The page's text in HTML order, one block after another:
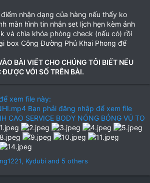
nhận dạng của hàng nếu thấy ko
màn hình tin nhắn set lịch hẹn kèm ảnh
và chìa khóa phòng check (nếu có) rồi
box Công Đường Phủ Khai Phong để
BÀI VIẾT CHO CHÚNG TÔI BIẾT NẾU
ĐƯỢC VỚI SỐ TRÊN BÀI.
xem file này:
Bạn phải đăng nhập để xem file
CAO SERVICE BODY NÓNG BỎNG VÚ TO
, Kydubi and 5 others